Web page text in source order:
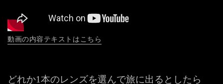
動画の内容テキストはこちら
どれか1本のレンズを選んで旅に出るとしたら